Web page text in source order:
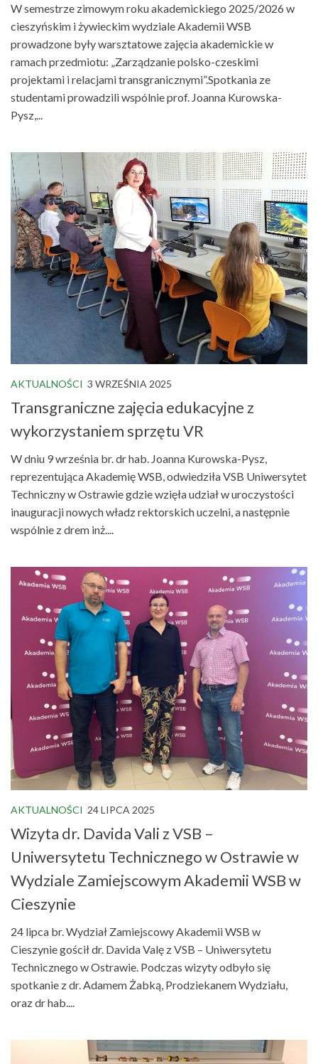
W semestrze zimowym roku akademickiego 2025/2026 w
cieszyńskim i żywieckim wydziale Akademii WSB
prowadzone były warsztatowe zajęcia akademickie w
ramach przedmiotu: „Zarządzanie polsko-czeskimi
projektami i relacjami transgranicznymi”.Spotkania ze
studentami prowadzili wspólnie prof. Joanna Kurowska-
Pysz,...
AKTUALNOŚCI 3 WRZEŚNIA 2025
Transgraniczne zajęcia edukacyjne z
wykorzystaniem sprzętu VR
W dniu 9 września br. dr hab. Joanna Kurowska-Pysz,
reprezentująca Akademię WSB, odwiedziła VSB Uniwersytet
Techniczny w Ostrawie gdzie wzięła udział w uroczystości
inauguracji nowych władz rektorskich uczelni, a następnie
wspólnie z drem inż....
AKTUALNOŚCI 24 LIPCA 2025
Wizyta dr. Davida Vali z VSB –
Uniwersytetu Technicznego w Ostrawie w
Wydziale Zamiejscowym Akademii WSB w
Cieszynie
24 lipca br. Wydział Zamiejscowy Akademii WSB w
Cieszynie gościł dr. Davida Valę z VSB – Uniwersytetu
Technicznego w Ostrawie. Podczas wizyty odbyło się
spotkanie z dr. Adamem Żabką, Prodziekanem Wydziału,
oraz dr hab....